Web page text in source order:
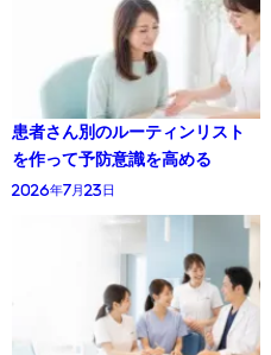
患者さん別のルーティンリスト
を作って予防意識を高める
2026年7月23日